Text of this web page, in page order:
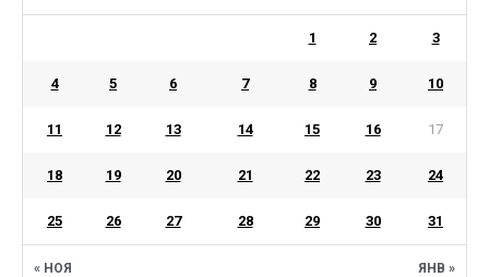
« НОЯ ЯНВ »
1 2 3
4 5 6 7 8 9 10
11 12 13 14 15 16 17
18 19 20 21 22 23 24
25 26 27 28 29 30 31